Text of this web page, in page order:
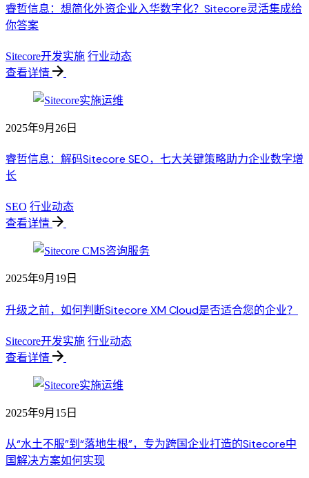
睿哲信息：想简化外资企业入华数字化？Sitecore灵活集成给
你答案
Sitecore开发实施 行业动态
查看详情
2025年9月26日
睿哲信息：解码Sitecore SEO，七大关键策略助力企业数字增
长
SEO 行业动态
查看详情
2025年9月19日
升级之前，如何判断Sitecore XM Cloud是否适合您的企业？
Sitecore开发实施 行业动态
查看详情
2025年9月15日
从“水土不服”到“落地生根”，专为跨国企业打造的Sitecore中
国解决方案如何实现